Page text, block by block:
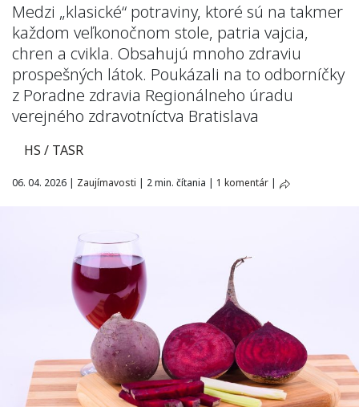
Medzi „klasické“ potraviny, ktoré sú na takmer
každom veľkonočnom stole, patria vajcia,
chren a cvikla. Obsahujú mnoho zdraviu
prospešných látok. Poukázali na to odborníčky
z Poradne zdravia Regionálneho úradu
verejného zdravotníctva Bratislava
HS / TASR
06. 04. 2026 | Zaujímavosti | 2 min. čítania | 1 komentár |